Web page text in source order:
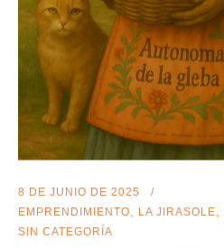
8 DE JUNIO DE 2025
EMPRENDIMIENTO
LA JIRASOLE
SIN CATEGORÍA